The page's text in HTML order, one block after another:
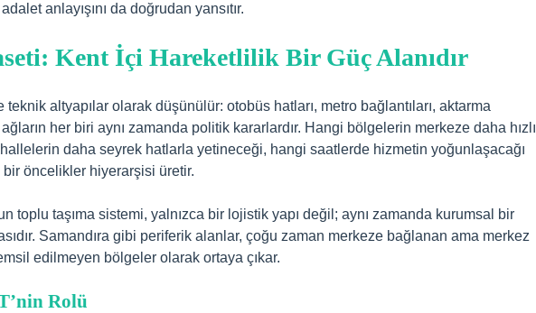
anlayışını da doğrudan yansıtır.
Kent İçi Hareketlilik Bir Güç Alanıdır
teknik altyapılar olarak düşünülür: otobüs hatları, metro bağlantıları, aktarma
her biri aynı zamanda politik kararlardır. Hangi bölgelerin merkeze daha hızlı
daha seyrek hatlarla yetineceği, hangi saatlerde hizmetin yoğunlaşacağı
öncelikler hiyerarşisi üretir.
toplu taşıma sistemi, yalnızca bir lojistik yapı değil; aynı zamanda kurumsal bir
Samandıra gibi periferik alanlar, çoğu zaman merkeze bağlanan ama merkez
edilmeyen bölgeler olarak ortaya çıkar.
Rolü